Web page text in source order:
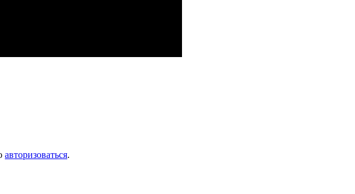
авторизоваться.